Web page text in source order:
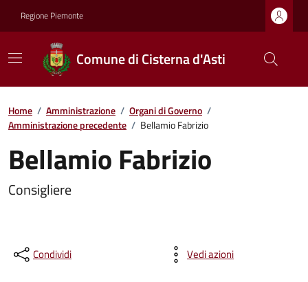
Regione Piemonte
Comune di Cisterna d'Asti
Home / Amministrazione / Organi di Governo /
Amministrazione precedente / Bellamio Fabrizio
Bellamio Fabrizio
Consigliere
Condividi Vedi azioni